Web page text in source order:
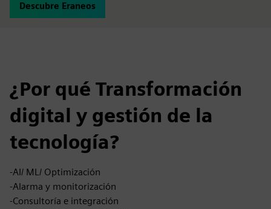
Descubre Eraneos
¿Por qué Transformación
digital y gestión de la
tecnología?
-AI/ ML/ Optimización
-Alarma y monitorización
-Consultoría e integración